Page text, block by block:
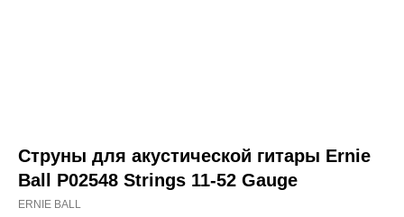
Струны для акустической гитары Ernie
Ball P02548 Strings 11-52 Gauge
ERNIE BALL